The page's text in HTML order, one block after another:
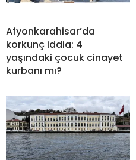
Afyonkarahisar’da
korkunç iddia: 4
yaşındaki çocuk cinayet
kurbanı mı?